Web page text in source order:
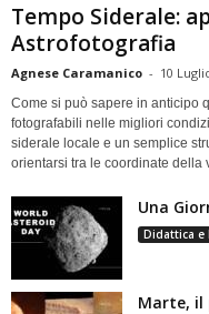
Tempo Siderale:
Astrofotografia
Agnese Caramanico - 10
Come si può sapere in anticipo
fotografabili nelle migliori
siderale locale e un semplice
orientarsi tra le coordinate della
Una
Didattica e
Marte, il